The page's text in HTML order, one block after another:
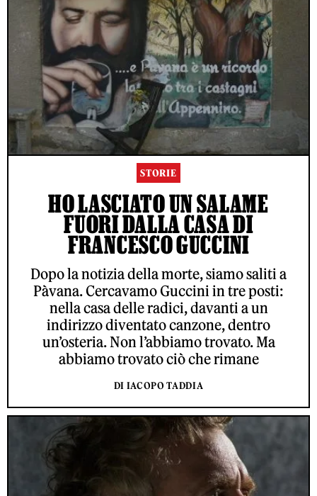
STORIE
HO LASCIATO UN SALAME
FUORI DALLA CASA DI
FRANCESCO GUCCINI
Dopo la notizia della morte, siamo saliti a
Pàvana. Cercavamo Guccini in tre posti:
nella casa delle radici, davanti a un
indirizzo diventato canzone, dentro
un’osteria. Non l’abbiamo trovato. Ma
abbiamo trovato ciò che rimane
DI IACOPO TADDIA